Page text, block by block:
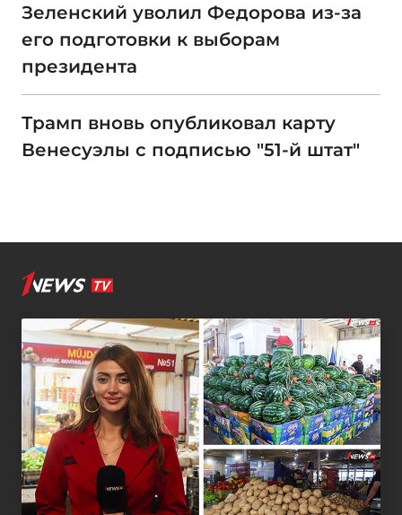
Зеленский уволил Федорова из-за
его подготовки к выборам
президента
Трамп вновь опубликовал карту
Венесуэлы с подписью "51-й штат"